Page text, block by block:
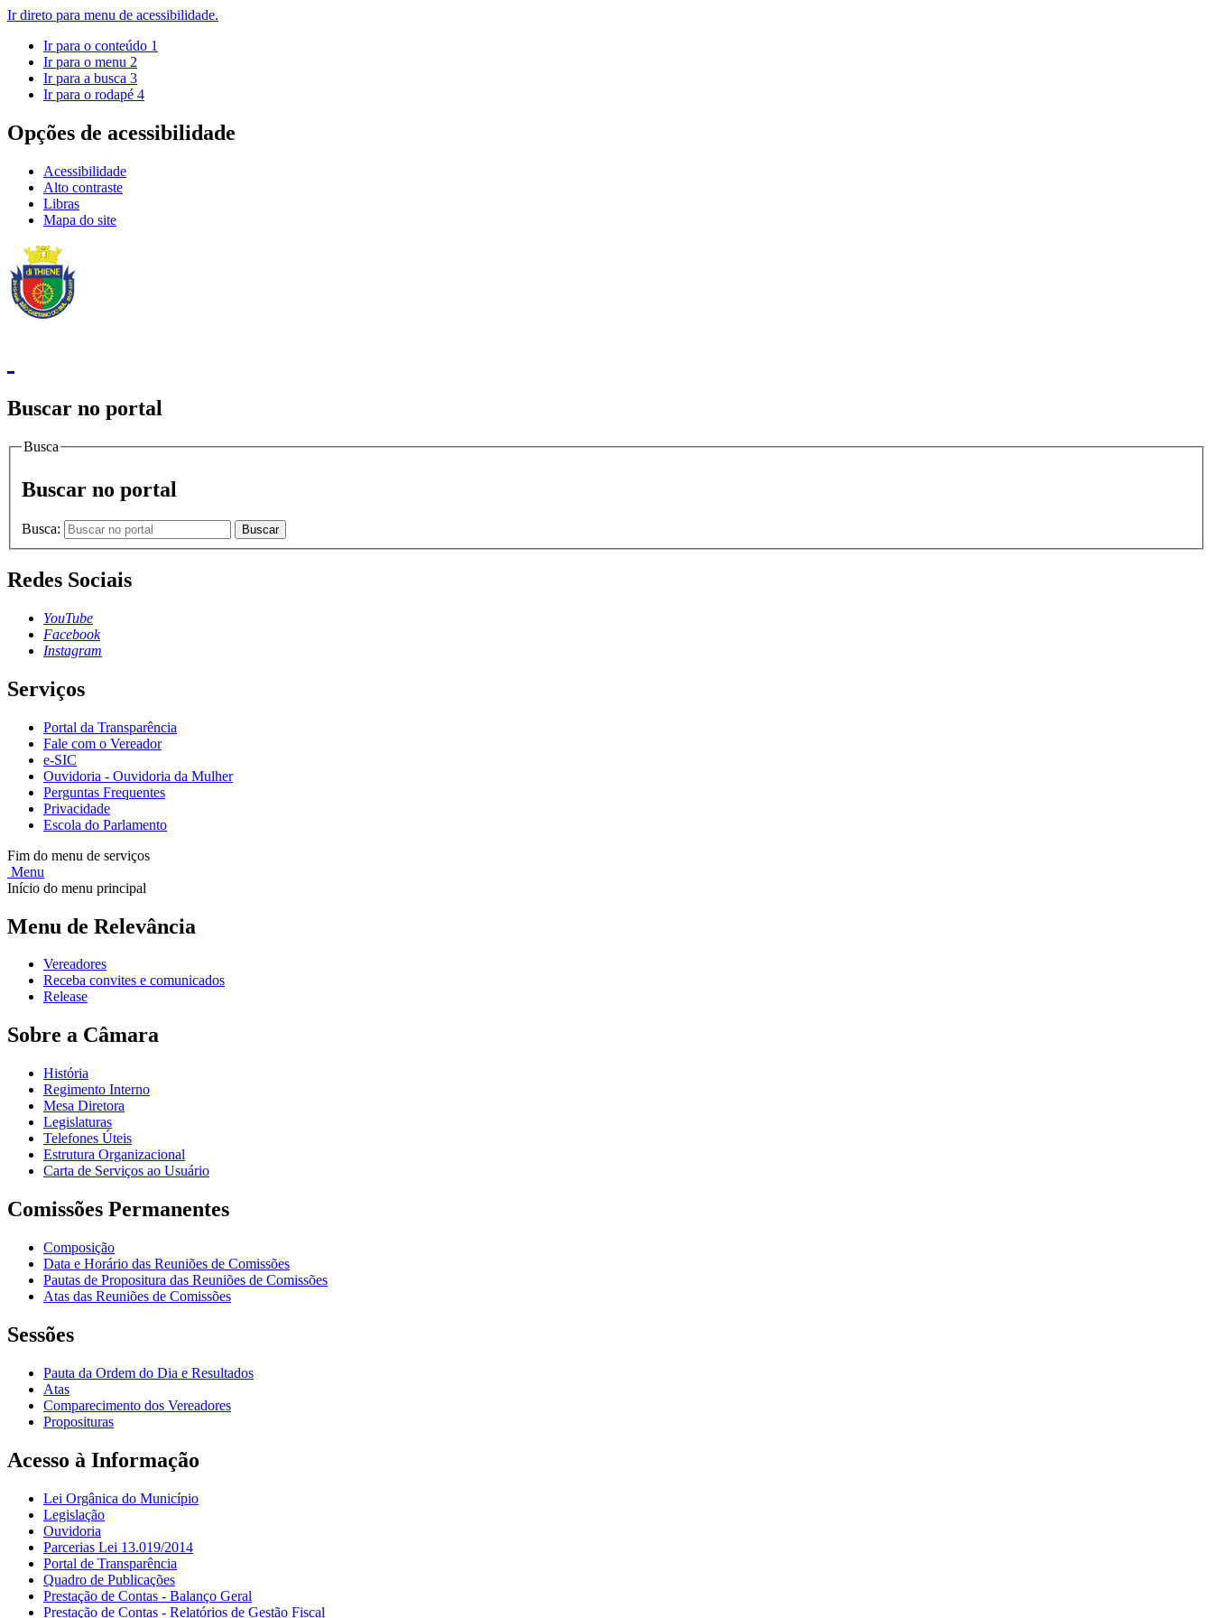
Ir direto para menu de acessibilidade.
Ir para o conteúdo 1
Ir para o menu 2
Ir para a busca 3
Ir para o rodapé 4
Opções de acessibilidade
Acessibilidade
Alto contraste
Libras
Mapa do site
Buscar no portal
Busca
Buscar no portal
Busca: Buscar
Redes Sociais
YouTube
Facebook
Instagram
Serviços
Portal da Transparência
Fale com o Vereador
e-SIC
Ouvidoria - Ouvidoria da Mulher
Perguntas Frequentes
Privacidade
Escola do Parlamento
Fim do menu de serviços
Menu
Início do menu principal
Menu de Relevância
Vereadores
Receba convites e comunicados
Release
Sobre a Câmara
História
Regimento Interno
Mesa Diretora
Legislaturas
Telefones Úteis
Estrutura Organizacional
Carta de Serviços ao Usuário
Comissões Permanentes
Composição
Data e Horário das Reuniões de Comissões
Pautas de Propositura das Reuniões de Comissões
Atas das Reuniões de Comissões
Sessões
Pauta da Ordem do Dia e Resultados
Atas
Comparecimento dos Vereadores
Proposituras
Acesso à Informação
Lei Orgânica do Município
Legislação
Ouvidoria
Parcerias Lei 13.019/2014
Portal de Transparência
Quadro de Publicações
Prestação de Contas - Balanço Geral
Prestação de Contas - Relatórios de Gestão Fiscal